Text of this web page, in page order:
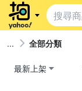
全部分類
最新上架